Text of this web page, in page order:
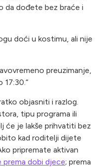
da dođete bez braće i
doći u kostimu, ali nije
preuzimanje,
objasniti i razlog.
tipu programa ili
će je lakše prihvatiti bez
kad roditelji dijete
pripremate aktivan
prema dobi djece; prema